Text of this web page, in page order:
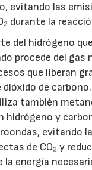
evitando las
durante la
del hidrógeno
procede del gas
que liberan
dióxido de
también
hidrógeno y
evitando
de CO₂ y
energía